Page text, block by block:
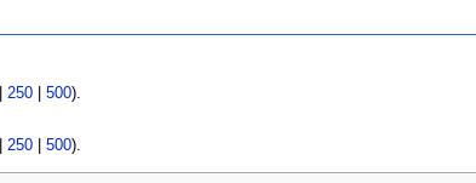
250| 500).
250| 500).